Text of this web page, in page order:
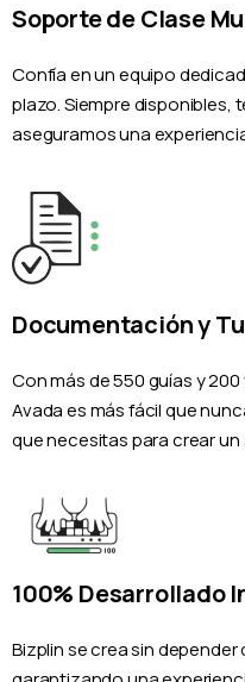
Soporte de Clase
Confía en un equipo
plazo. Siempre disponibles,
aseguramos una
Documentación y
Con más de 550 guías y
Avada es más fácil que
que necesitas para crear
100% Desarrollado
Bizplin se crea sin